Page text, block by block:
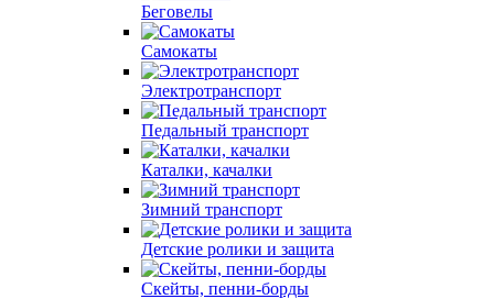
Беговелы
Самокаты
Электротранспорт
Педальный транспорт
Каталки, качалки
Зимний транспорт
Детские ролики и защита
Скейты, пенни-борды